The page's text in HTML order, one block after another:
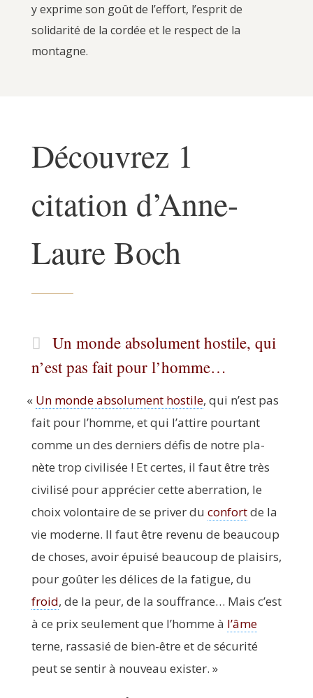
y exprime son goût de l’effort, l’esprit de
solidarité de la cordée et le respect de la
montagne.
Découvrez 1
citation d’Anne-
Laure Boch
Un monde absolument hostile, qui
n’est pas fait pour l’homme…
« Un monde abso­lu­ment hos­tile, qui n’est pas
fait pour l’homme, et qui l’attire pour­tant
comme un des der­niers défis de notre pla­
nète trop civi­li­sée ! Et certes, il faut être très
civi­li­sé pour appré­cier cette aber­ra­tion, le
choix volon­taire de se pri­ver du confortde la
vie moderne. Il faut être reve­nu de beau­coup
de choses, avoir épui­sé beau­coup de plai­sirs,
pour goû­ter les délices de la fatigue, du
froid, de la peur, de la souf­france… Mais c’est
à ce prix seule­ment que l’homme à l’âme
terne, ras­sa­sié de bien-être et de sécu­ri­té
peut se sen­tir à nou­veau exister. »